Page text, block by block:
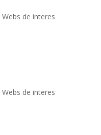
Webs de interes
Webs de interes